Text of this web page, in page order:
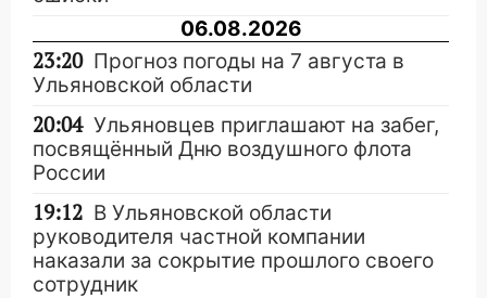
06.08.2026
23:20 Прогноз погоды на 7 августа в
Ульяновской области
20:04 Ульяновцев приглашают на забег,
посвящённый Дню воздушного флота
России
19:12 В Ульяновской области
руководителя частной компании
наказали за сокрытие прошлого своего
сотрудник